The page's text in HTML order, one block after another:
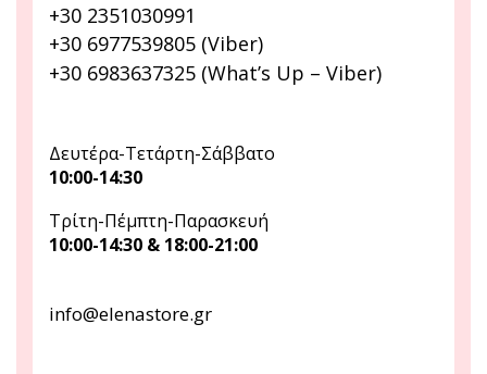
+30 2351030991
+30 6977539805 (Viber)
+30 6983637325 (What’s Up – Viber)
Δευτέρα-Τετάρτη-Σάββατο
10:00-14:30
Τρίτη-Πέμπτη-Παρασκευή
10:00-14:30 & 18:00-21:00
info@elenastore.gr